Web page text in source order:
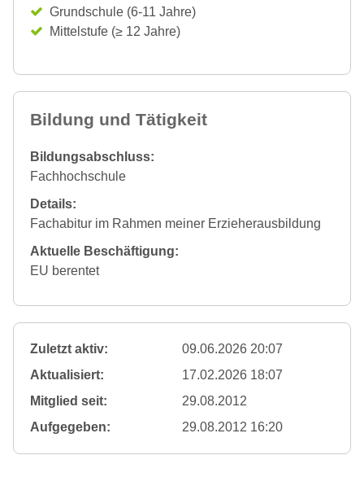
Grundschule (6-11 Jahre)
Mittelstufe (≥ 12 Jahre)
Bildung und Tätigkeit
Bildungsabschluss:
Fachhochschule
Details:
Fachabitur im Rahmen meiner Erzieherausbildung
Aktuelle Beschäftigung:
EU berentet
Zuletzt aktiv:
09.06.2026 20:07
Aktualisiert:
17.02.2026 18:07
Mitglied seit:
29.08.2012
Aufgegeben:
29.08.2012 16:20